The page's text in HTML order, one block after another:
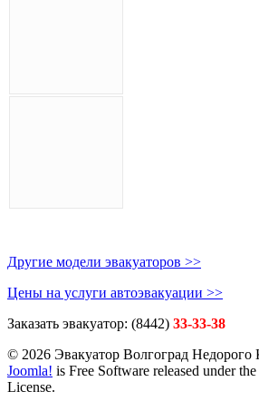
Другие модели эвакуаторов >>
Цены на услуги автоэвакуации >>
Заказать эвакуатор: (8442) 33-33-38
© 2026 Эвакуатор Волгоград Недорого
Joomla! is Free Software released under
License.